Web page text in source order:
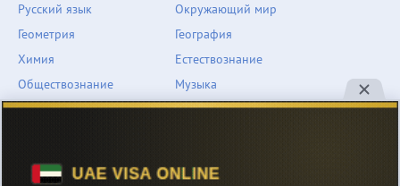
Русский язык
Геометрия
Химия
Окружающий мир
География
Естествознание
Обществознание
Английский язык
Музыка
ОБЖ